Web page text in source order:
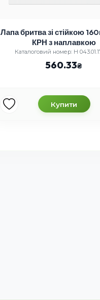
Лапа бритва зі стійкою
КРН з наплавкою
Каталоговий номер: Н
560.33
Купити